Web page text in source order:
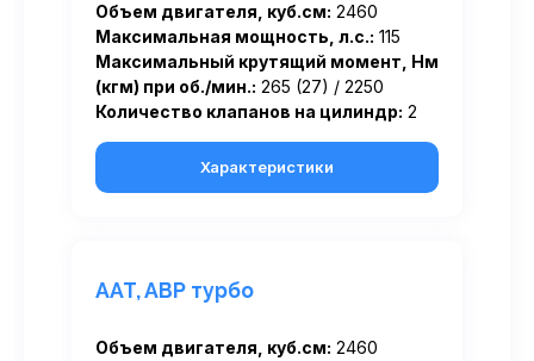
Объем двигателя, куб.см: 2460
Максимальная мощность, л.с.: 115
Максимальный крутящий момент, Нм
(кгм) при об./мин.: 265 (27) / 2250
Количество клапанов на цилиндр: 2
Характеристики
AAT, ABP турбо
Объем двигателя, куб.см: 2460